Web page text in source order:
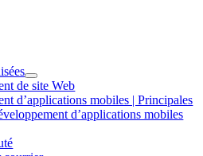
de site Web
d’applications mobiles | Principales
d’applications mobiles